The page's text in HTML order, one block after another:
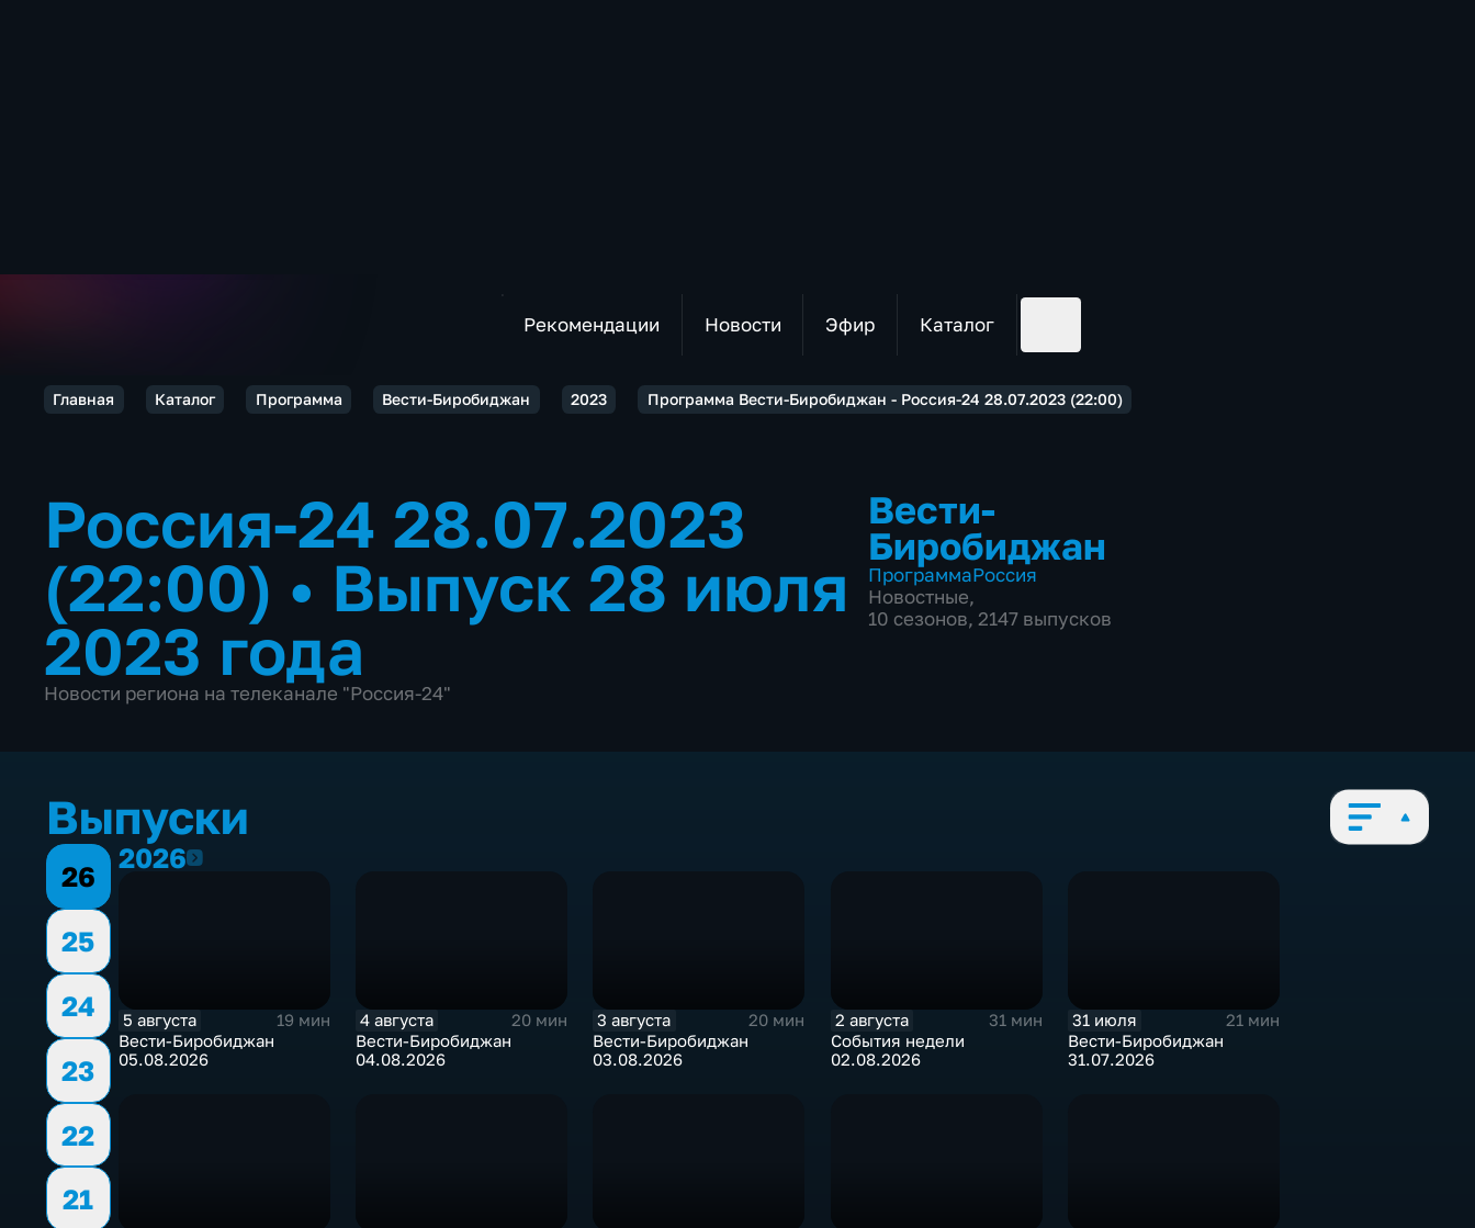
Рекомендации Новости Эфир Каталог
Главная Каталог Программа Вести-Биробиджан 2023 Программа Вести-Биробиджан - Россия-24 28.07.2023 (22:00)
Россия-24 28.07.2023
(22:00) • Выпуск 28 июля
2023 года
Новости региона на телеканале "Россия-24"
Вести-
Биробиджан
ПрограммаРоссия
Новостные,
10 сезонов, 2147 выпусков
Выпуски
26
25
24
23
22
21
20262026
5 августа
19 мин
Вести-Биробиджан
05.08.2026
4 августа
20 мин
Вести-Биробиджан
04.08.2026
3 августа
20 мин
Вести-Биробиджан
03.08.2026
2 августа
31 мин
События недели
02.08.2026
31 июля
21 мин
Вести-Биробиджан
31.07.2026